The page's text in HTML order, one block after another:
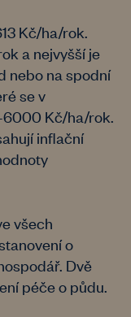
Kč/ha/rok.
a nejvyšší je
nebo na spodní
se v
Kč/ha/rok.
inflační
všech
o
Dvě
péče o půdu.